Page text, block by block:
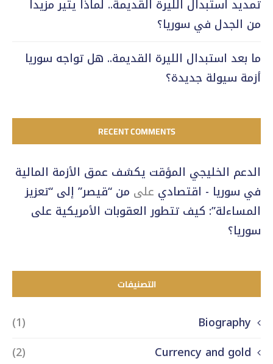
تمديد استبدال الليرة القديمة.. لماذا يثير مزيداً
من الجدل في سوريا؟
ما بعد استبدال الليرة القديمة.. هل تواجه سوريا
أزمة سيولة جديدة؟
RECENT COMMENTS
الدعم الخليجي المؤقت يكشف عمق الأزمة المالية
في سوريا - اقتصادي على من “قيصر” إلى “تعزيز
المساءلة”: كيف تتطور العقوبات الأمريكية على
سوريا؟
التصنيفات
Biography
(1)
Currency and gold
(2)